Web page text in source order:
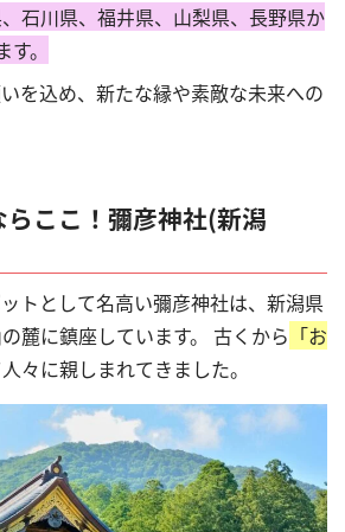
石川県、福井県、山梨県、長野県か
。
を込め、新たな縁や素敵な未来への
ここ！彌彦神社(新潟
トとして名高い彌彦神社は、新潟県
麓に鎮座しています。
古くから 「お
々に親しまれてきました。